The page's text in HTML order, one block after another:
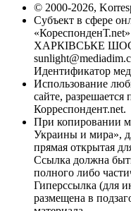
© 2000-2026,
Субъект в сфере
ХАРКІВСЬКЕ
Идентификатор
Использование
сайте,
Корреспондент.net.
При копировании
Украины и мира»,
прямая открытая
Ссылка должна
полного либо
Гиперссылка (для
размещена в